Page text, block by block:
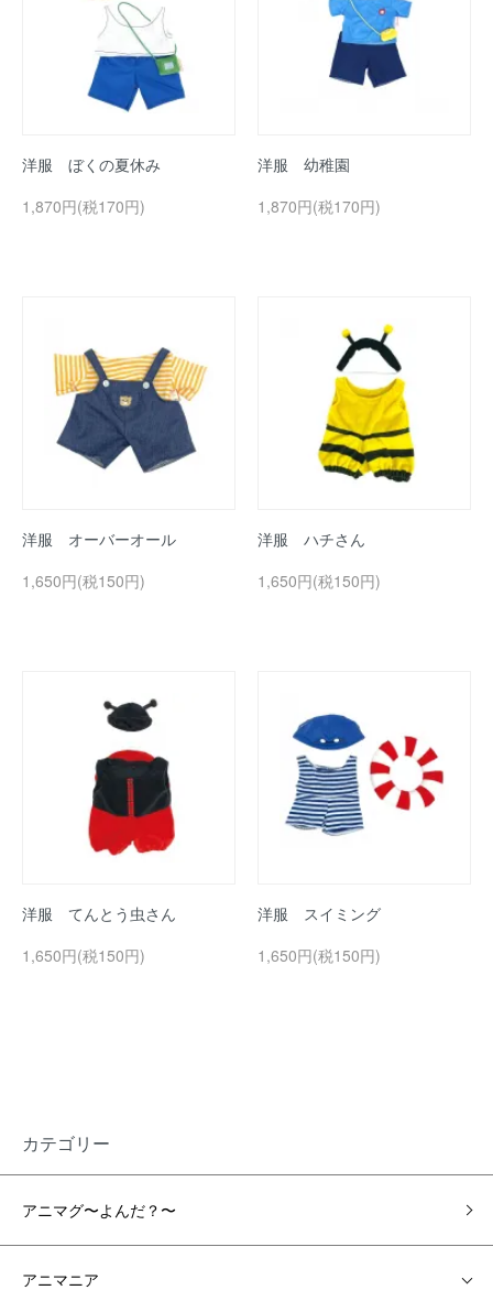
洋服 ぼくの夏休み
1,870円(税170円)
洋服 幼稚園
1,870円(税170円)
洋服 オーバーオール
1,650円(税150円)
洋服 ハチさん
1,650円(税150円)
洋服 てんとう虫さん
1,650円(税150円)
洋服 スイミング
1,650円(税150円)
カテゴリー
アニマグ〜よんだ？〜
アニマニア